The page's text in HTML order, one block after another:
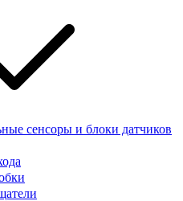
сенсоры и блоки датчиков